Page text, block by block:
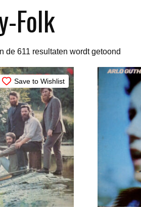
Folk
de 611 resultaten wordt getoond
op
Save to Wishlist